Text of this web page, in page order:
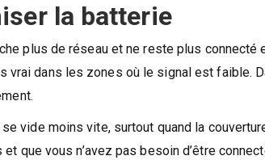
la batterie
plus de réseau et ne reste plus connecté
vrai dans les zones où le signal est faible.
vide moins vite, surtout quand la
que vous n’avez pas besoin d’être